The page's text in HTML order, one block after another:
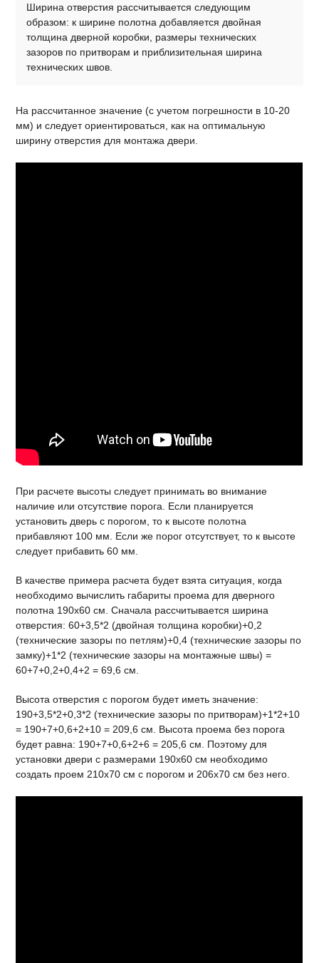
Ширина отверстия рассчитывается следующим
образом: к ширине полотна добавляется двойная
толщина дверной коробки, размеры технических
зазоров по притворам и приблизительная ширина
технических швов.
На рассчитанное значение (с учетом погрешности в 10-20
мм) и следует ориентироваться, как на оптимальную
ширину отверстия для монтажа двери.
При расчете высоты следует принимать во внимание
наличие или отсутствие порога. Если планируется
установить дверь с порогом, то к высоте полотна
прибавляют 100 мм. Если же порог отсутствует, то к высоте
следует прибавить 60 мм.
В качестве примера расчета будет взята ситуация, когда
необходимо вычислить габариты проема для дверного
полотна 190х60 см. Сначала рассчитывается ширина
отверстия: 60+3,5*2 (двойная толщина коробки)+0,2
(технические зазоры по петлям)+0,4 (технические зазоры по
замку)+1*2 (технические зазоры на монтажные швы) =
60+7+0,2+0,4+2 = 69,6 см.
Высота отверстия с порогом будет иметь значение:
190+3,5*2+0,3*2 (технические зазоры по притворам)+1*2+10
= 190+7+0,6+2+10 = 209,6 см. Высота проема без порога
будет равна: 190+7+0,6+2+6 = 205,6 см. Поэтому для
установки двери с размерами 190х60 см необходимо
создать проем 210х70 см с порогом и 206х70 см без него.